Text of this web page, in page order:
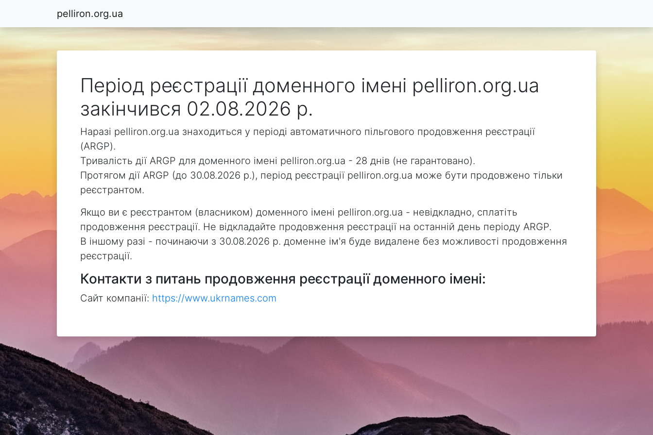
pelliron.org.ua
Період реєстрації доменного імені pelliron.org.ua
закінчився 02.08.2026 р.
Наразі pelliron.org.ua знаходиться у періоді автоматичного пільгового продовження реєстрації
(ARGP).
Тривалість дії ARGP для доменного імені pelliron.org.ua - 28 днів (не гарантовано).
Протягом дії ARGP (до 30.08.2026 р.), період реєстрації pelliron.org.ua може бути продовжено тільки
реєстрантом.
Якщо ви є реєстрантом (власником) доменного імені pelliron.org.ua - невідкладно, сплатіть
продовження реєстрації. Не відкладайте продовження реєстрації на останній день періоду ARGP.
В іншому разі - починаючи з 30.08.2026 р. доменне ім'я буде видалене без можливості продовження
реєстрації.
Контакти з питань продовження реєстрації доменного імені:
Сайт компанії: https://www.ukrnames.com